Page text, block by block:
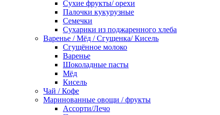
Сухие фрукты/ орехи
Палочки кукурузные
Семечки
Сухарики из поджаренного хлеба
Варенье / Мёд / Сгущенка/ Кисель
Сгущённое молоко
Варенье
Шоколадные пасты
Мёд
Кисель
Чай / Кофе
Маринованные овощи / фрукты
Ассорти/Лечо